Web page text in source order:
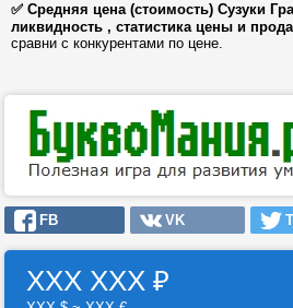
✅ Средняя цена (стоимость) Сузуки
ликвидность , статистика цены и
сравни с конкурентами по цене.
FB VK
ХХХ ХХХ ₽